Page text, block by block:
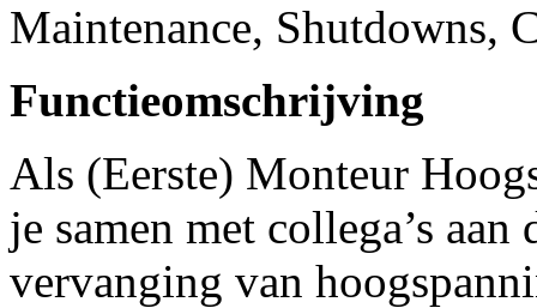
Maintenance, Shutdowns,
Functieomschrijving
Als (Eerste) Monteur
je samen met collega’s aan
vervanging van